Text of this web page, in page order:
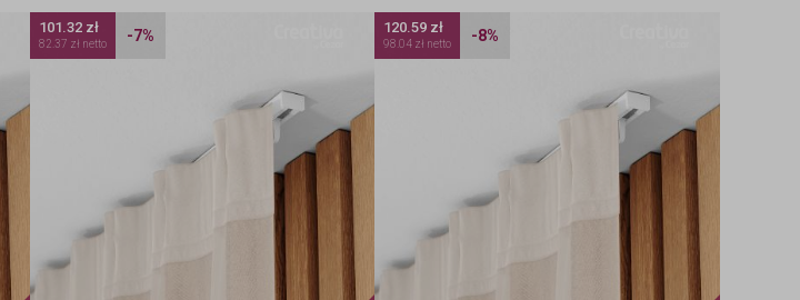
101.32 zł
82.37 zł netto -7% 120.59 zł
98.04 zł netto -8%